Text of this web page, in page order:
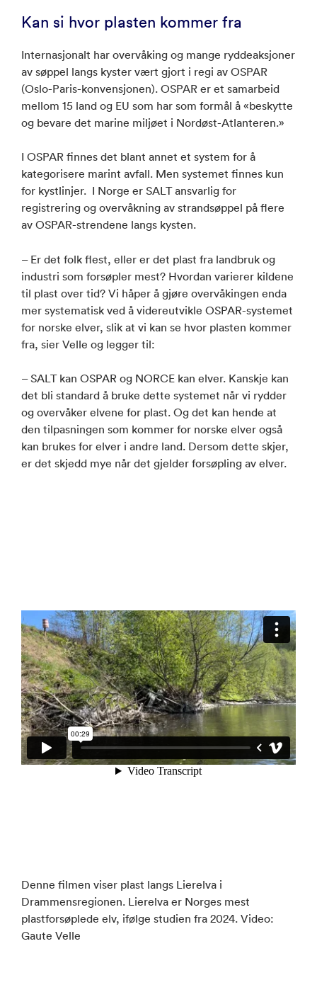
Kan si hvor plasten kommer fra
Internasjonalt har overvåking og mange ryddeaksjoner
av søppel langs kyster vært gjort i regi av OSPAR
(Oslo-Paris-konvensjonen). OSPAR er et samarbeid
mellom 15 land og EU som har som formål å «beskytte
og bevare det marine miljøet i Nordøst-Atlanteren.»
I OSPAR finnes det blant annet et system for å
kategorisere marint avfall. Men systemet finnes kun
for kystlinjer. I Norge er SALT ansvarlig for
registrering og overvåkning av strandsøppel på flere
av OSPAR-strendene langs kysten.
– Er det folk flest, eller er det plast fra landbruk og
industri som forsøpler mest? Hvordan varierer kildene
til plast over tid? Vi håper å gjøre overvåkingen enda
mer systematisk ved å videreutvikle OSPAR-systemet
for norske elver, slik at vi kan se hvor plasten kommer
fra, sier Velle og legger til:
– SALT kan OSPAR og NORCE kan elver. Kanskje kan
det bli standard å bruke dette systemet når vi rydder
og overvåker elvene for plast. Og det kan hende at
den tilpasningen som kommer for norske elver også
kan brukes for elver i andre land. Dersom dette skjer,
er det skjedd mye når det gjelder forsøpling av elver.
Denne filmen viser plast langs Lierelva i
Drammensregionen. Lierelva er Norges mest
plastforsøplede elv, ifølge studien fra 2024. Video:
Gaute Velle